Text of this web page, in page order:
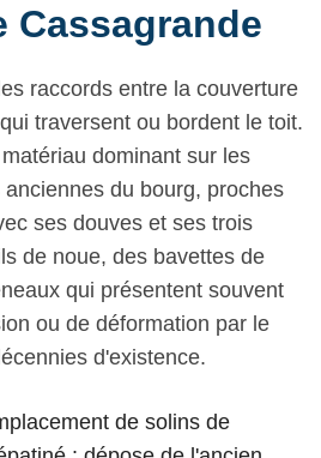
Cassagrande
raccords entre la couverture
traversent ou bordent le toit.
dominant sur les
du bourg, proches
ses douves et ses trois
de noue, des bavettes de
qui présentent souvent
ou de déformation par le
d'existence.
de solins de